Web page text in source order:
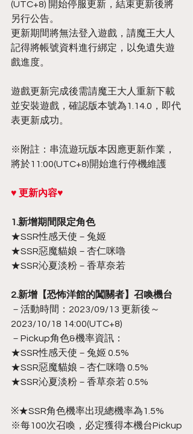
(UTC+8) 開始停服更新，結束更新後將
另行公告。
更新期間將無法登入遊戲，請魔王大人
記得將帳號資料進行綁定，以免遺失遊
戲進度。
遊戲更新完成後需請魔王大人重新下載
並安裝遊戲，確認版本號為1.14.0，即代
表更新成功。
※附註：串流遊玩版本因應更新作業，
將於11:00(UTC+8)開始進行停機維護
♥ 更新內容♥
1.新增期間限定角色
★SSR性感天使－兔姬
★SSR惡魔貓娘－杏仁咪嚕
★SSR沁夏淡粉－香草奈若
2.新增【恐怖洋館的闖關者】召喚機台
－活動時間：2023/09/13 更新後～
2023/10/18 14:00(UTC+8)
－Pickup角色&機率資訊：
★SSR性感天使－兔姬 0.5%
★SSR惡魔貓娘－杏仁咪嚕 0.5%
★SSR沁夏淡粉－香草奈若 0.5%
※★SSR角色機率出現總機率為1.5%
※每100次召喚，必定獲得本機台Pickup